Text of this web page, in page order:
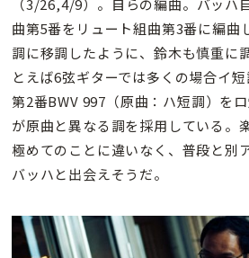
（3/26,4/9）。自らの編曲。バッハ
曲第5番をリュート組曲第3番に編曲
調に移調したように、鈴木も慎重に
とえば6弦ギターでは多くの場合イ
第2番BWV 997（原曲：ハ短調）を
が原曲と異なる調を採用している。
極めてのことに違いなく、普段と別
バッハと出会えそうだ。